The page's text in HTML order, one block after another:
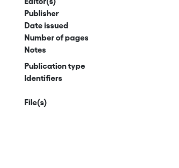
Publisher
Date issued
Number of pages
Notes
Publication type
Identifiers
File(s)